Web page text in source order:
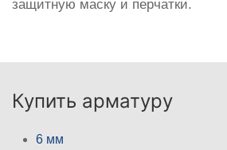
защитную маску и перчатки.
Купить арматуру
6 мм